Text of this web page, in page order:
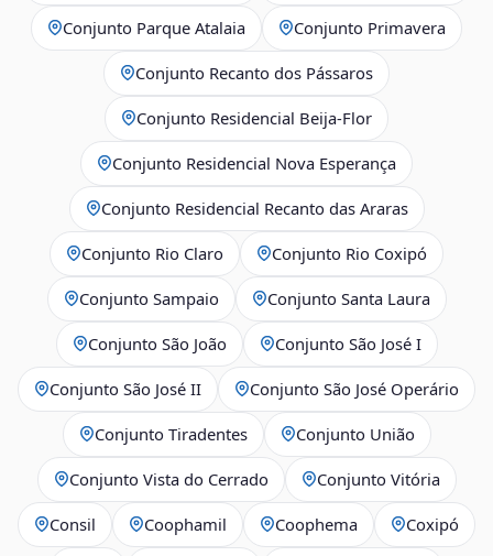
Conjunto Parque Atalaia Conjunto Primavera
Conjunto Recanto dos Pássaros
Conjunto Residencial Beija-Flor
Conjunto Residencial Nova Esperança
Conjunto Residencial Recanto das Araras
Conjunto Rio Claro Conjunto Rio Coxipó
Conjunto Sampaio Conjunto Santa Laura
Conjunto São João Conjunto São José I
Conjunto São José II Conjunto São José Operário
Conjunto Tiradentes Conjunto União
Conjunto Vista do Cerrado Conjunto Vitória
Consil Coophamil Coophema Coxipó